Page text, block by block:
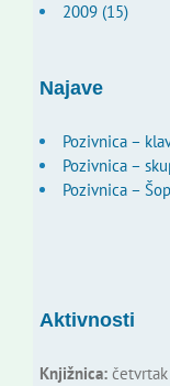
2009 (15)
Najave
Pozivnica –
Pozivnica –
Pozivnica –
Aktivnosti
Knjižnica:četvrtak